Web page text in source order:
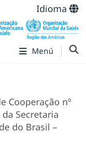
Idioma
Menú
Cooperação nº
Secretaria
do Brasil –